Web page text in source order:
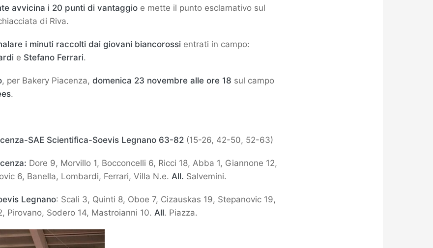
avvicina i 20 punti di vantaggio e mette il punto esclamativo sul
di Riva.
i minuti raccolti dai giovani biancorossi entrati in campo:
e Stefano Ferrari.
, per Bakery Piacenza, domenica 23 novembre alle ore 18 sul campo
.
SAE Scientifica-Soevis Legnano 63-82 (15-26, 42-50, 52-63)
Dore 9, Morvillo 1, Bocconcelli 6, Ricci 18, Abba 1, Giannone 12,
6, Banella, Lombardi, Ferrari, Villa N.e. All. Salvemini.
Legnano: Scali 3, Quinti 8, Oboe 7, Cizauskas 19, Stepanovic 19,
Pirovano, Sodero 14, Mastroianni 10. All. Piazza.